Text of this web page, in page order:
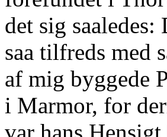
det sig
saa tilfreds med
af mig byggede
i Marmor, for